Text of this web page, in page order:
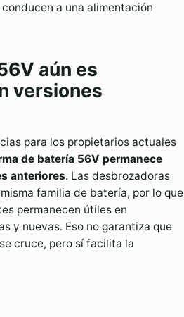
a una alimentación
aún es
versiones
para los propietarios actuales
de batería 56V permanece
anteriores. Las desbrozadoras
familia de batería, por lo que
permanecen útiles en
y nuevas. Eso no garantiza que
cruce, pero sí facilita la